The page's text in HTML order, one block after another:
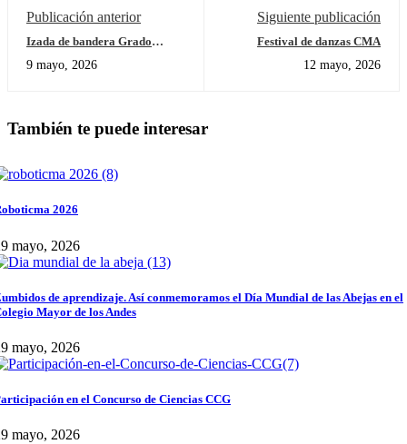
Publicación anterior
Izada de bandera Grado
9 mayo, 2026
Siguiente publicación
Festival de danzas CMA
12 mayo, 2026
También te puede interesar
2026
mayo, 2026
de aprendizaje. Así conmemoramos el Día Mundial de las Abejas en el
Mayor de los Andes
mayo, 2026
en el Concurso de Ciencias CCG
mayo, 2026